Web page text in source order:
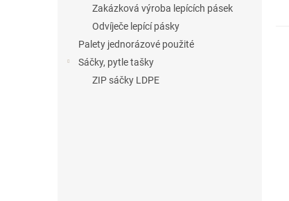
Zakázková výroba lepících pásek
Odvíječe lepící pásky
Palety jednorázové použité
Sáčky, pytle tašky
ZIP sáčky LDPE